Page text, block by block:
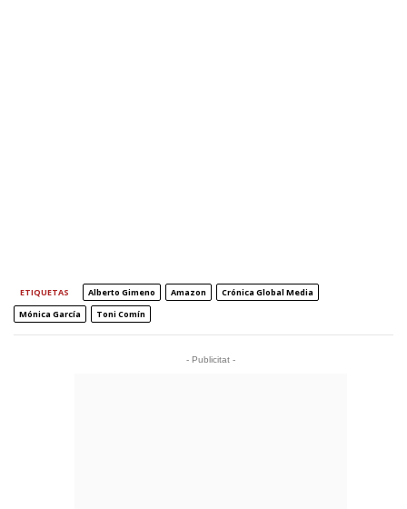
ETIQUETAS Alberto Gimeno Amazon
Crónica Global Media
Mónica García
Toni Comín
- Publicitat -